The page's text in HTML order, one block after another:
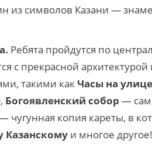
из символов Казани —
Ребята пройдутся по
с прекрасной
такими как Часы на
Богоявленский собор —
чугунная копия кареты, в
Казанскому и многое другое!